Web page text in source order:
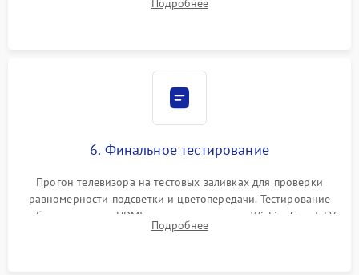
Сброс настроек и обновление программного обеспечения.
Подробнее
6. Финальное тестирование
Прогон телевизора на тестовых заливках для проверки
равномерности подсветки и цветопередачи. Тестирование
работы разъемов HDMI, динамиков, модуля Wi-Fi и Smart TV
в рабочем режиме в течение нескольких часов.
Подробнее